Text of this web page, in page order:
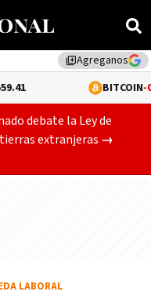
library_addAgreganos
-0.02%
debate la Ley de
extranjeras →
LABORAL